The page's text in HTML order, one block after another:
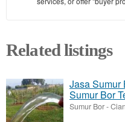
Related listings
Jasa Sumur
Sumur Bor
Sumur Bor-